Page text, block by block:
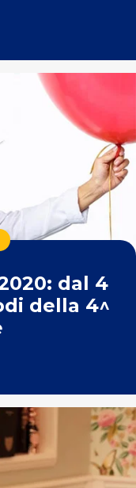
dal 4
della 4^